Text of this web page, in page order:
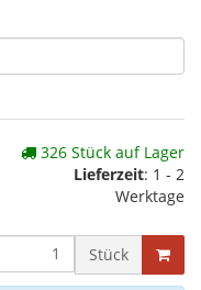
326 Stück auf Lager
Lieferzeit: 1 - 2
Werktage
Stück